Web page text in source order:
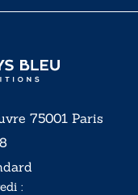
75001 Paris
: